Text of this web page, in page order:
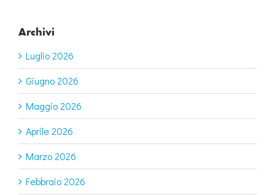
Archivi
Luglio 2026
Giugno 2026
Maggio 2026
Aprile 2026
Marzo 2026
Febbraio 2026